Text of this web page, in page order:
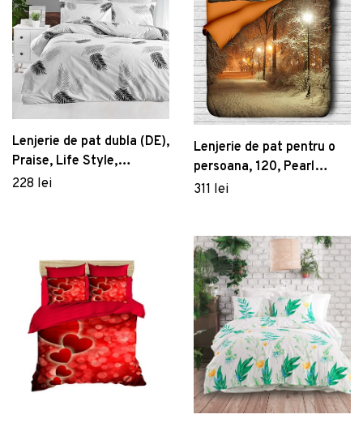
Lenjerie de pat dubla (DE),
Praise, Life Style,
Bumbac Ranforce
228 lei
Lenjerie de pat pentru o
persoana, 120, Pearl
Home, Poliester Satinat
311 lei